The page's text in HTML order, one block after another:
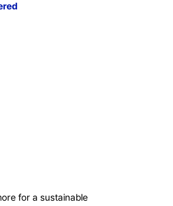
for a sustainable